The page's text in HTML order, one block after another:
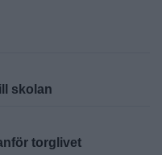
skolan
torglivet